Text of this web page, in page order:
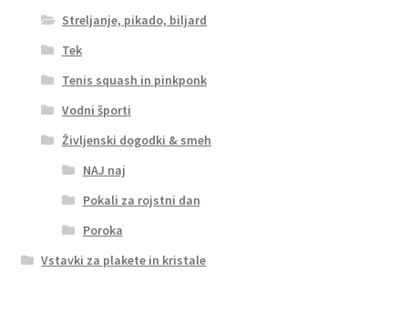
Streljanje, pikado, biljard
Tek
Tenis squash in pinkponk
Vodni športi
Življenski dogodki & smeh
NAJ naj
Pokali za rojstni dan
Poroka
Vstavki za plakete in kristale